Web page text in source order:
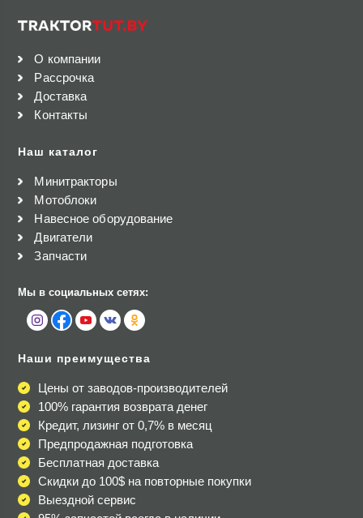
О компании
Рассрочка
Доставка
Контакты
Наш каталог
Минитракторы
Мотоблоки
Навесное оборудование
Двигатели
Запчасти
Мы в социальных сетях:
Наши преимущества
Цены от заводов-производителей
100% гарантия возврата денег
Кредит, лизинг от 0,7% в месяц
Предпродажная подготовка
Бесплатная доставка
Скидки до 100$ на повторные покупки
Выездной сервис